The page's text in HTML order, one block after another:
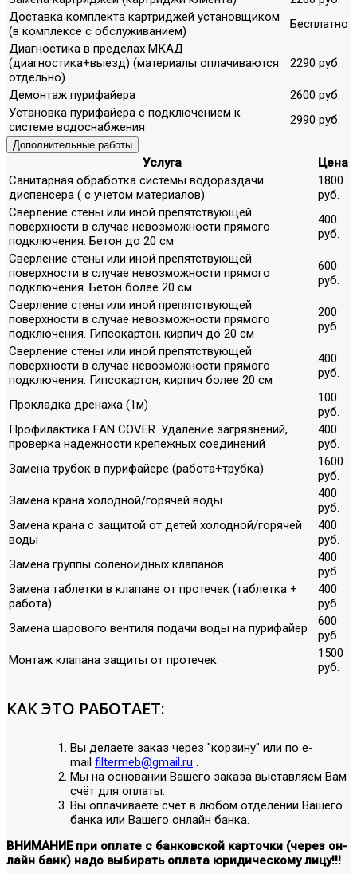
Доставка комплекта картриджей установщиком
(в комплексе с обслуживанием)
Бесплатно
Диагностика в пределах МКАД
(диагностика+выезд) (материалы оплачиваются
отдельно)
2290 руб.
Демонтаж пурифайера
2600 руб.
Установка пурифайера с подключением к
системе водоснабжения
2990 руб.
Дополнительные работы
Услуга
Цена
Санитарная обработка системы водораздачи
диспенсера ( с учетом материалов)
1800
руб.
Сверление стены или иной препятствующей
поверхности в случае невозможности прямого
подключения. Бетон до 20 см
400
руб.
Сверление стены или иной препятствующей
поверхности в случае невозможности прямого
подключения. Бетон более 20 см
600
руб.
Сверление стены или иной препятствующей
поверхности в случае невозможности прямого
подключения. Гипсокартон, кирпич до 20 см
200
руб.
Сверление стены или иной препятствующей
поверхности в случае невозможности прямого
подключения. Гипсокартон, кирпич более 20 см
400
руб.
Прокладка дренажа (1м)
100
руб.
Профилактика FAN COVER. Удаление загрязнений,
проверка надежности крепежных соединений
400
руб.
Замена трубок в пурифайере (работа+трубка)
1600
руб.
Замена крана холодной/горячей воды
400
руб.
Замена крана с защитой от детей холодной/горячей
воды
400
руб.
Замена группы соленоидных клапанов
400
руб.
Замена таблетки в клапане от протечек (таблетка +
работа)
400
руб.
Замена шарового вентиля подачи воды на пурифайер
600
руб.
Монтаж клапана защиты от протечек
1500
руб.
КАК ЭТО РАБОТАЕТ:
Вы делаете заказ через "корзину" или по е-
mail filtermeb@gmail.ru .
Мы на основании Вашего заказа выставляем Вам
счёт для оплаты.
Вы оплачиваете счёт в любом отделении Вашего
банка или Вашего онлайн банка.
ВНИМАНИЕ при оплате с банковской карточки (через он-
лайн банк) надо выбирать оплата юридическому лицу!!!